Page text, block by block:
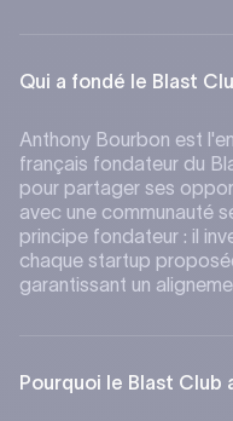
Qui a fondé le Blast
Anthony Bourbon est
français fondateur du
pour partager ses
avec une communauté
principe fondateur : il
chaque startup
garantissant un
Pourquoi le Blast